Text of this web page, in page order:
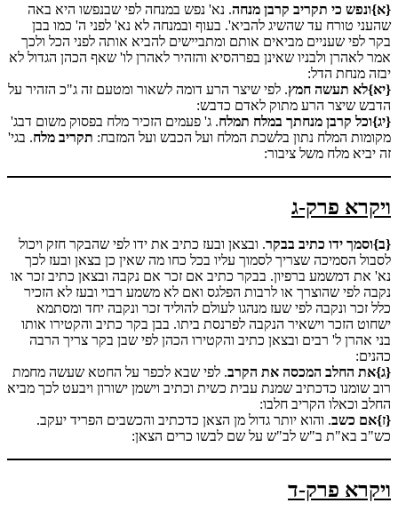
{א}ונפש כי תקריב קרבן מנחה. נא' נפש במנחה לפי שבנפשו היא באה
שהעני טורח עד שהשיג להביא'. בעוף ובמנחה לא נא' לפני ה' כמו בבן
בקר לפי שעניים מביאים אותם ומתביישים להביא אותה לפני הכל ולכך
אמר לאהרן ולבניו שאינן בפרהסיא והזהיר לאהרן לו' שאף הכהן הגדול לא
יבזה מנחת הדל:
{יא}לא תעשה חמץ. לפי שיצר הרע דומה לשאור ומטעם זה ג"כ הזהיר על
הדבש שיצר הרע מתוק לאדם כדבש:
{יג}וכל קרבן מנחתך במלח תמלח. ג' פעמים הזכיר מלח בפסוק משום דבג'
מקומות המלח נתון בלשכת המלח ועל הכבש ועל המזבח: תקריב מלח. בגי'
זה יביא מלח משל ציבור:
ויקרא פרק-ג
{ב}וסמך ידו כתיב בבקר. ובצאן ובעז כתיב את ידו לפי שהבקר חזק ויכול
לסבול הסמיכה שצריך לסמוך עליו בכל כחו מה שאין כן בצאן ובעז לכך
נא' את דמשמע ברפיון. בבקר כתיב אם זכר אם נקבה ובצאן כתיב זכר או
נקבה לפי שהוצרך או לרבות הפלגס ואם לא משמע רבוי ובעז לא הזכיר
כלל זכר ונקבה לפי שעז מנהגו לעולם להוליד זכר ונקבה יחד ומסתמא
ישחוט הזכר וישאיר הנקבה לפרנסת ביתו. בבן בקר כתיב והקטירו אותו
בני אהרן ל' רבים ובצאן כתיב והקטירו הכהן לפי שבן בקר צריך הרבה
כהנים:
{ג}את החלב המכסה את הקרב. לפי שבא לכפר על החטא שעשה מחמת
רוב שומנו כדכתיב שמנת עבית כשית וכתיב וישמן ישורון ויבעט לכך מביא
החלב וכאלו הקריב חלבו:
{ז}אם כשב. והוא יותר גדול מן הצאן כדכתיב והכשבים הפריד יעקב.
כש"ב בא"ת ב"ש לב"ש על שם לבשו כרים הצאן:
ויקרא פרק-ד